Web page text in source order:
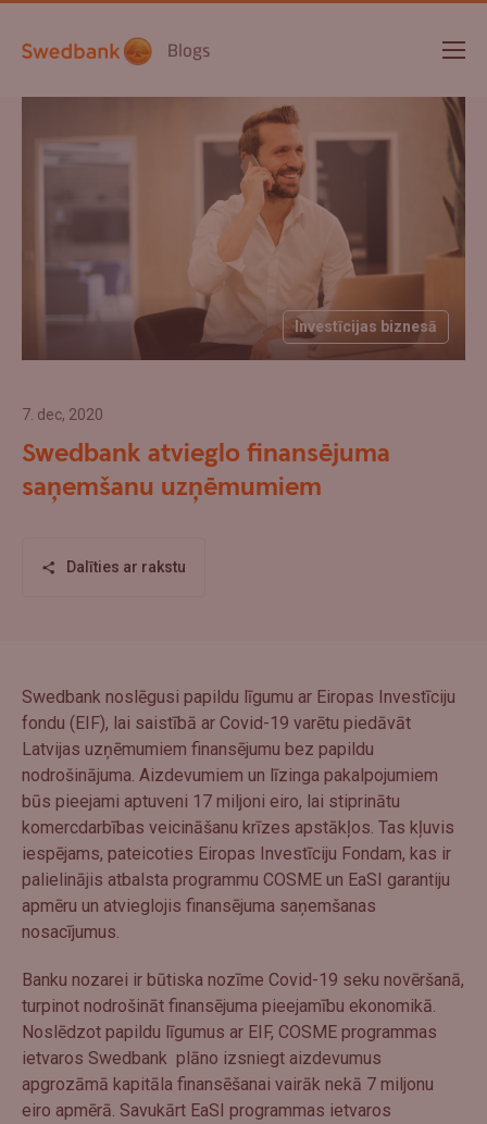
Blogs
Investīcijas biznesā
7. dec, 2020
Swedbank atvieglo finansējuma
saņemšanu uzņēmumiem
Dalīties ar rakstu
Swedbank noslēgusi papildu līgumu ar Eiropas Investīciju
fondu (EIF), lai saistībā ar Covid-19 varētu piedāvāt
Latvijas uzņēmumiem finansējumu bez papildu
nodrošinājuma. Aizdevumiem un līzinga pakalpojumiem
būs pieejami aptuveni 17 miljoni eiro, lai stiprinātu
komercdarbības veicināšanu krīzes apstākļos. Tas kļuvis
iespējams, pateicoties Eiropas Investīciju Fondam, kas ir
palielinājis atbalsta programmu COSME un EaSI garantiju
apmēru un atvieglojis finansējuma saņemšanas
nosacījumus.
Banku nozarei ir būtiska nozīme Covid-19 seku novēršanā,
turpinot nodrošināt finansējuma pieejamību ekonomikā.
Noslēdzot papildu līgumus ar EIF, COSME programmas
ietvaros Swedbank plāno izsniegt aizdevumus
apgrozāmā kapitāla finansēšanai vairāk nekā 7 miljonu
eiro apmērā. Savukārt EaSI programmas ietvaros